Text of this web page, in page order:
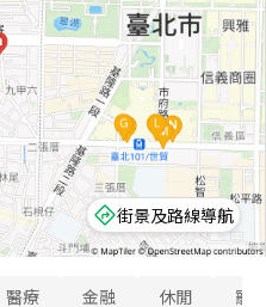
街景及路線導航
醫療 金融 休閒 寵